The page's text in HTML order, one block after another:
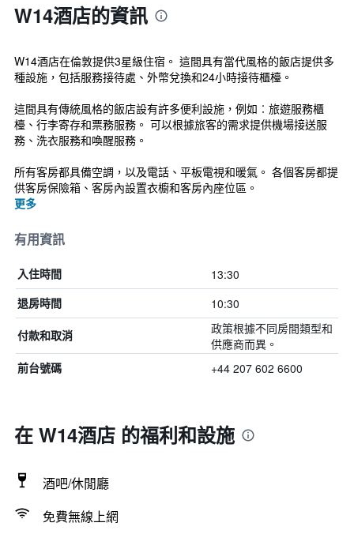
W14酒店的資訊
W14酒店在倫敦提供3星級住宿。 這間具有當代風格的飯店提供多
種設施，包括服務接待處、外幣兌換和24小時接待櫃檯。
這間具有傳統風格的飯店設有許多便利設施，例如︰旅遊服務櫃
檯、行李寄存和票務服務。 可以根據旅客的需求提供機場接送服
務、洗衣服務和喚醒服務。
所有客房都具備空調，以及電話、平板電視和暖氣。 各個客房都提
供客房保險箱、客房內設置衣櫥和客房內座位區。
更多
有用資訊
入住時間 13:30
退房時間 10:30
付款和取消
政策根據不同房間類型和
供應商而異。
前台號碼 +44 207 602 6600
在 W14酒店 的福利和設施
酒吧/休閒廳
免費無線上網